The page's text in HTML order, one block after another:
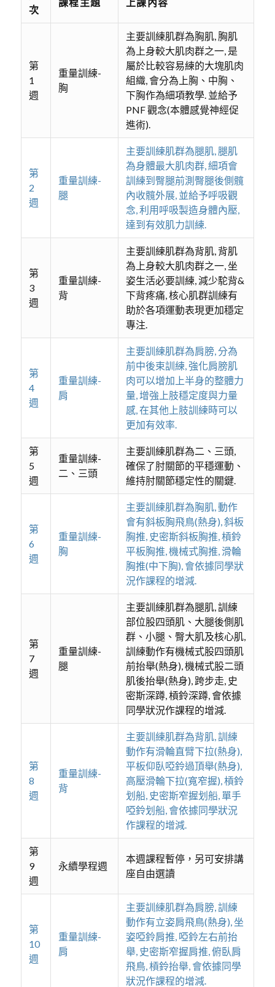
次
第
1
週
重量訓練-
胸
主要訓練肌群為胸肌, 胸肌
為上身較大肌肉群之一, 是
屬於比較容易練的大塊肌肉
組織, 會分為上胸、中胸、
下胸作為細項教學. 並給予
PNF 觀念(本體感覺神經促
進術).
第
2
週
重量訓練-
腿
主要訓練肌群為腿肌, 腿肌
為身體最大肌肉群, 細項會
訓練到臀腿前測臀腿後側髖
內收髖外展, 並給予呼吸觀
念, 利用呼吸製造身體內壓,
達到有效肌力訓練.
第
3
週
重量訓練-
背
主要訓練肌群為背肌, 背肌
為上身較大肌肉群之一, 坐
姿生活必要訓練, 減少駝背&
下背疼痛, 核心肌群訓練有
助於各項運動表現更加穩定
專注.
第
4
週
重量訓練-
肩
主要訓練肌群為肩膀, 分為
前中後束訓練, 強化肩膀肌
肉可以增加上半身的整體力
量, 增強上肢穩定度與力量
感, 在其他上肢訓練時可以
更加有效率.
第
5
週
重量訓練-
二、三頭
主要訓練肌群為二、三頭,
確保了肘關節的平穩運動、
維持肘關節穩定性的關鍵.
第
6
週
重量訓練-
胸
主要訓練肌群為胸肌, 動作
會有斜板胸飛鳥(熱身), 斜板
胸推, 史密斯斜板胸推, 槓鈴
平板胸推, 機械式胸推, 滑輪
胸推(中下胸), 會依據同學狀
況作課程的增減.
第
7
週
重量訓練-
腿
主要訓練肌群為腿肌, 訓練
部位股四頭肌、大腿後側肌
群、小腿、臀大肌及核心肌,
訓練動作有機械式股四頭肌
前抬舉(熱身), 機械式股二頭
肌後抬舉(熱身), 跨步走, 史
密斯深蹲, 槓鈴深蹲, 會依據
同學狀況作課程的增減.
第
8
週
重量訓練-
背
主要訓練肌群為背肌, 訓練
動作有滑輪直臂下拉(熱身),
平板仰臥啞鈴過頂舉(熱身),
高壓滑輪下拉(寬窄握), 槓鈴
划船, 史密斯窄握划船, 單手
啞鈴划船, 會依據同學狀況
作課程的增減.
第
9
週
永續學程週
本週課程暫停，另可安排講
座自由選讀
第
10
週
重量訓練-
肩
主要訓練肌群為肩膀, 訓練
動作有立姿肩飛鳥(熱身), 坐
姿啞鈴肩推, 啞鈴左右前抬
舉, 史密斯窄握肩推, 俯臥肩
飛鳥, 槓鈴抬舉, 會依據同學
狀況作課程的增減.